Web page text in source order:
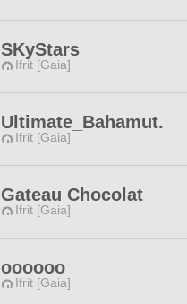
SKyStars
Ifrit [Gaia]
Ultimate_Bahamut.
Ifrit [Gaia]
Gateau Chocolat
Ifrit [Gaia]
oooooo
Ifrit [Gaia]